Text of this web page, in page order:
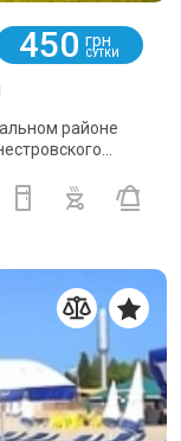
450 грн
СУТКИ
районе